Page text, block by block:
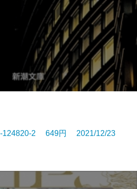
124820-2 649円 2021/12/23